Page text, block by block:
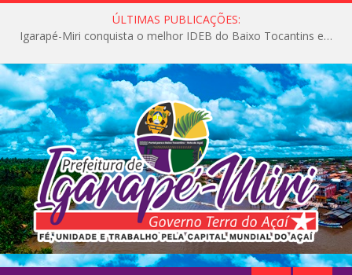
ÚLTIMAS PUBLICAÇÕES:
Igarapé-Miri conquista o melhor IDEB do Baixo Tocantins e avança na qualidade da educação pública